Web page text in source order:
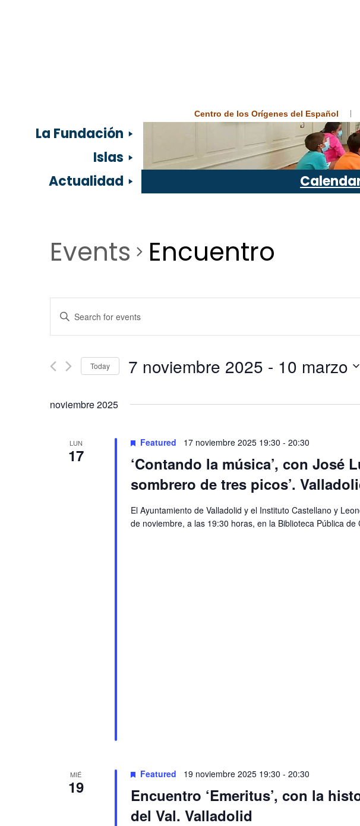
Centro de los Orígenes del Español
La Fundación
Islas
Actualidad
Events Encuentro
Events
Search
and
Views
Navigation
Enter
Keyword.
Search
Events
Today 7 noviembre 2025 - 10 marzo
noviembre 2025
LUN
17
Featured 17 noviembre 2025 19:30 - 20:30
‘Contando la música’, con José
sombrero de tres picos’.
El Ayuntamiento de Valladolid y el Instituto Castellano y
de noviembre, a las 19:30 horas, en la Biblioteca Pública
MIÉ
19
Featured 19 noviembre 2025 19:30 - 20:30
Encuentro ‘Emeritus’, con la
del Val. Valladolid